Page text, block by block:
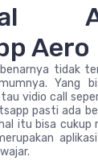
Aero
tidak
Yang
vidio call
pasti ada
itu bisa